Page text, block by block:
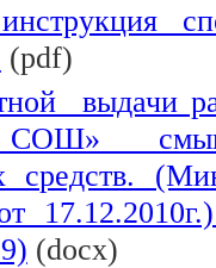
(pdf)
выдачи
СОШ»
средств.
(docx)